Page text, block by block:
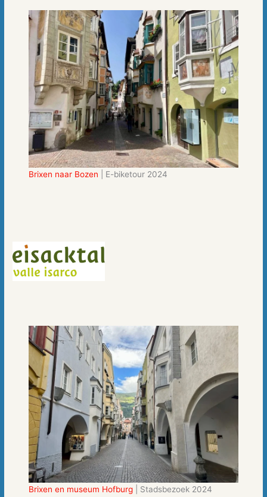
Brixen naar Bozen | E-biketour 2024
Brixen en museum Hofburg | Stadsbezoek 2024